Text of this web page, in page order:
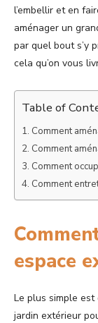
l’embellir et en
aménager un
par quel bout s’y
cela qu’on vous
Table of
Comment
Comment
Comment
Comment
espace
Le plus simple
jardin extérieur